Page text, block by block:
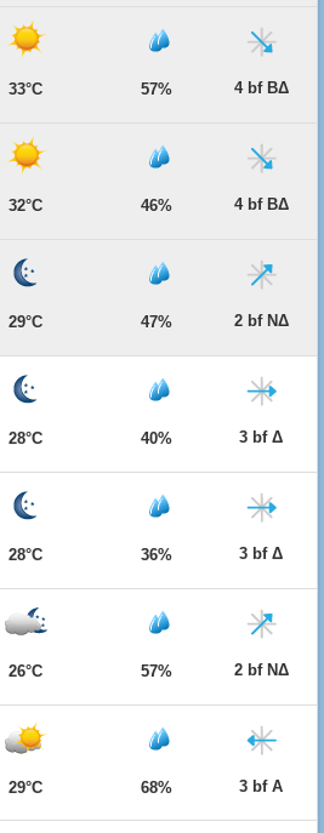
33°C 57% 4 bf ΒΔ
32°C 46% 4 bf ΒΔ
29°C 47% 2 bf ΝΔ
28°C 40% 3 bf Δ
28°C 36% 3 bf Δ
26°C 57% 2 bf ΝΔ
29°C 68% 3 bf Α